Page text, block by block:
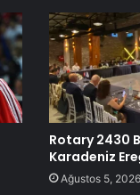
Rotary 2430
Karadeniz
Ağustos 5, 2026